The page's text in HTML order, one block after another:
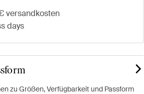
versandkosten
days
zu Größen, Verfügbarkeit und Passform